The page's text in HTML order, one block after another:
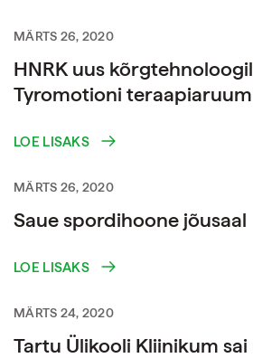
MÄRTS 26, 2020
HNRK uus
Tyromotioni teraapiaruum
LOE LISAKS
MÄRTS 26, 2020
Saue spordihoone jõusaal
LOE LISAKS
MÄRTS 24, 2020
Tartu Ülikooli Kliinikum